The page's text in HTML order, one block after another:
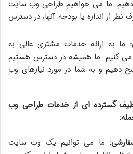
ما می خواهیم طراحی وب سایت
از اندازه یا بودجه آنها، در دسترس
ما به ارائه خدمات مشتری عالی به
می کنیم. ما همیشه در دسترس هستیم
دهیم و به شما در مورد نیازهای وب
گسترده ای از خدمات طراحی وب
ما می توانیم یک وب سایت